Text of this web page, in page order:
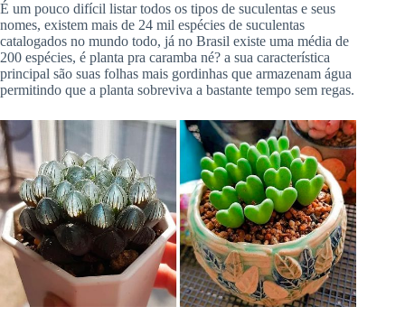
É um pouco difícil listar todos os tipos de suculentas e seus
nomes, existem mais de 24 mil espécies de suculentas
catalogados no mundo todo, já no Brasil existe uma média de
200 espécies, é planta pra caramba né? a sua característica
principal são suas folhas mais gordinhas que armazenam água
permitindo que a planta sobreviva a bastante tempo sem regas.